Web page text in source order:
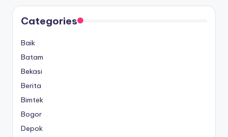
Categories
Baik
Batam
Bekasi
Berita
Bimtek
Bogor
Depok